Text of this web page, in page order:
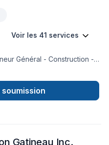
Voir les 41 services
Général - Construction -
de bois, Béton, Clôture,
et rampe, Excavation,
Plancher, Rénovation
la transparence, l'écoute
Gatineau Inc.